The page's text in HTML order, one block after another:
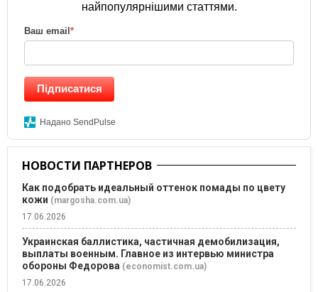
найпопулярнішими статтями.
Ваш email *
Підписатися
Надано SendPulse
НОВОСТИ ПАРТНЕРОВ
Как подобрать идеальный оттенок помады по цвету
кожи (margosha.com.ua)
17.06.2026
Украинская баллистика, частичная демобилизация,
выплаты военным. Главное из интервью министра
обороны Федорова (economist.com.ua)
17.06.2026